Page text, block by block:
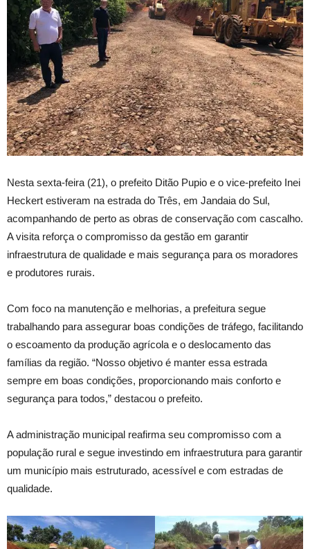
Nesta sexta-feira (21), o prefeito Ditão Pupio e o vice-prefeito Inei
Heckert estiveram na estrada do Três, em Jandaia do Sul,
acompanhando de perto as obras de conservação com cascalho.
A visita reforça o compromisso da gestão em garantir
infraestrutura de qualidade e mais segurança para os moradores
e produtores rurais.
Com foco na manutenção e melhorias, a prefeitura segue
trabalhando para assegurar boas condições de tráfego, facilitando
o escoamento da produção agrícola e o deslocamento das
famílias da região. “Nosso objetivo é manter essa estrada
sempre em boas condições, proporcionando mais conforto e
segurança para todos,” destacou o prefeito.
A administração municipal reafirma seu compromisso com a
população rural e segue investindo em infraestrutura para garantir
um município mais estruturado, acessível e com estradas de
qualidade.